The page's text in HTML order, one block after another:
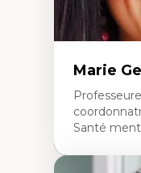
Marie
Santé